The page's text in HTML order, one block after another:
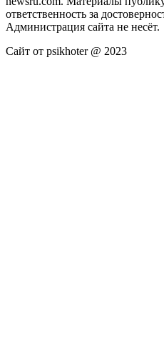
ответственность за
Администрация сайта не несёт.
Сайт от psikhoter @ 2023